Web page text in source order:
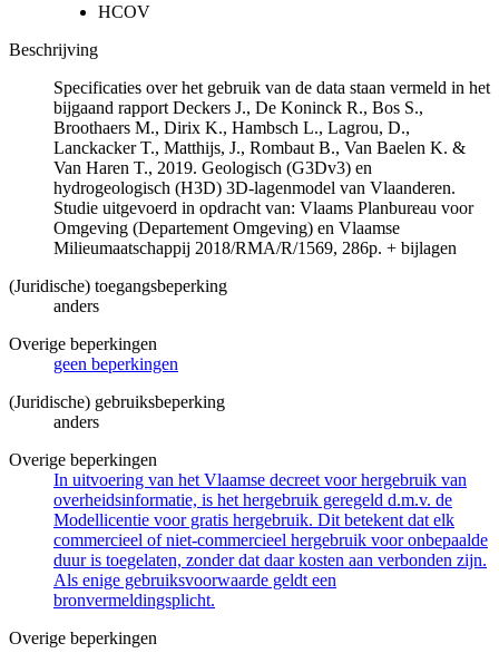
HCOV
Beschrijving
Specificaties over het gebruik van de data staan vermeld in het
bijgaand rapport Deckers J., De Koninck R., Bos S.,
Broothaers M., Dirix K., Hambsch L., Lagrou, D.,
Lanckacker T., Matthijs, J., Rombaut B., Van Baelen K. &
Van Haren T., 2019. Geologisch (G3Dv3) en
hydrogeologisch (H3D) 3D-lagenmodel van Vlaanderen.
Studie uitgevoerd in opdracht van: Vlaams Planbureau voor
Omgeving (Departement Omgeving) en Vlaamse
Milieumaatschappij 2018/RMA/R/1569, 286p. + bijlagen
(Juridische) toegangsbeperking
anders
Overige beperkingen
geen beperkingen
(Juridische) gebruiksbeperking
anders
Overige beperkingen
In uitvoering van het Vlaamse decreet voor hergebruik van
overheidsinformatie, is het hergebruik geregeld d.m.v. de
Modellicentie voor gratis hergebruik. Dit betekent dat elk
commercieel of niet-commercieel hergebruik voor onbepaalde
duur is toegelaten, zonder dat daar kosten aan verbonden zijn.
Als enige gebruiksvoorwaarde geldt een
bronvermeldingsplicht.
Overige beperkingen